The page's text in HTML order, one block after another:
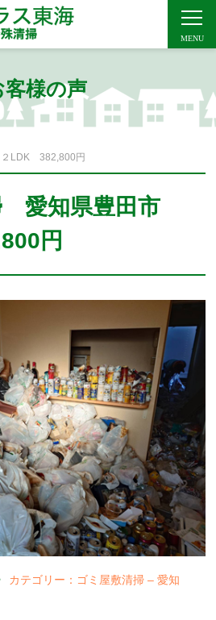
客様の声
LDK 382,800円
愛知県豊田市
円
カテゴリー：ゴミ屋敷清掃 – 愛知